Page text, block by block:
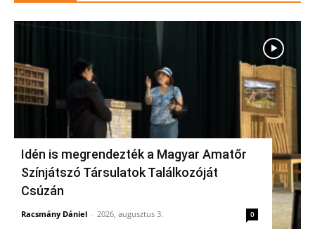
Idén is megrendezték a Magyar Amatőr
Színjátszó Társulatok Találkozóját
Csúzán
Racsmány Dániel - 2026, augusztus 3. 0